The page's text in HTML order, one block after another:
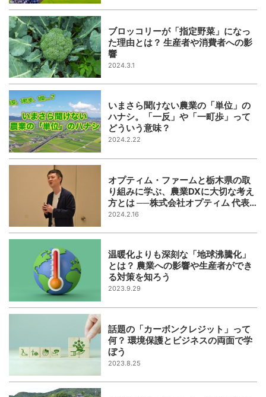
ブロッコリーが「指定野菜」になっ
た理由とは？ 生産者や消費者への影
響
2024.3.1
いまさら聞けない農業の「単位」の
ハナシ。「一反」や「一町歩」って
どういう意味？
2024.2.22
オプティム・ファームと栃木県の取
り組みに学ぶ、農業DXに大切な考え
方とは ──株式会社オプティム 代表
取締役社長 菅谷俊二氏講演レポート
2024.2.16
温暖化よりも深刻な「地球沸騰化」
とは？ 農業への影響や生産者ができ
る対策を知ろう
2023.9.29
話題の「カーボンクレジット」って
何？ 環境保護とビジネスの両面で学
ぼう
2023.8.25